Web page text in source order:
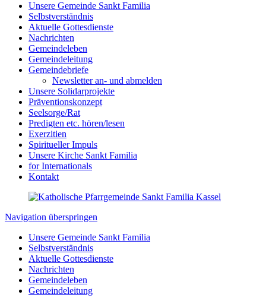
Unsere Gemeinde Sankt Familia
Selbstverständnis
Aktuelle Gottesdienste
Nachrichten
Gemeindeleben
Gemeindeleitung
Gemeindebriefe
Newsletter an- und abmelden
Unsere Solidarprojekte
Präventionskonzept
Seelsorge/Rat
Predigten etc. hören/lesen
Exerzitien
Spiritueller Impuls
Unsere Kirche Sankt Familia
for Internationals
Kontakt
Navigation überspringen
Unsere Gemeinde Sankt Familia
Selbstverständnis
Aktuelle Gottesdienste
Nachrichten
Gemeindeleben
Gemeindeleitung